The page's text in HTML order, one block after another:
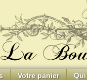
Votre panier